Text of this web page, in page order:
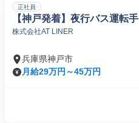
正社員
【神戸発着】夜行バス運転手
株式会社AT LINER
兵庫県神戸市
月給29万円～45万円